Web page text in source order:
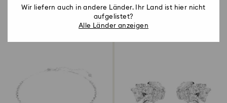
Wir liefern auch in andere Länder. Ihr Land ist hier nicht
aufgelistet?
Alle Länder anzeigen